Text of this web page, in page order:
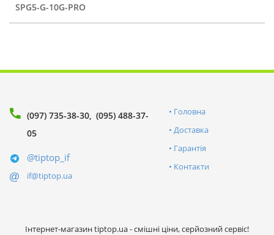
SPG5-G-10G-PRO
(097) 735-38-30 (095) 488-37-
05
@tiptop_if
if@tiptop.ua
Головна
Доставка
Гарантія
Контакти
Інтернет-магазин tiptop.ua - смішні ціни, серйозний сервіс!